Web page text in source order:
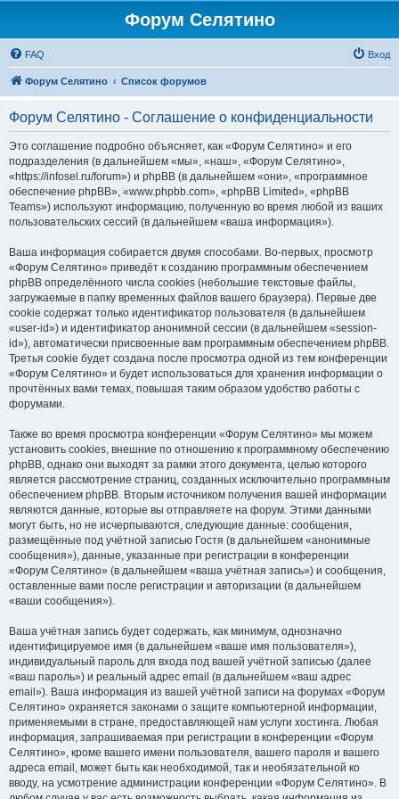
Форум Селятино
FAQ Вход
Форум Селятино Список форумов
Форум Селятино - Соглашение о конфиденциальности
Это соглашение подробно объясняет, как «Форум Селятино» и его
подразделения (в дальнейшем «мы», «наш», «Форум Селятино»,
«https://infosel.ru/forum») и phpBB (в дальнейшем «они», «программное
обеспечение phpBB», «www.phpbb.com», «phpBB Limited», «phpBB
Teams») используют информацию, полученную во время любой из ваших
пользовательских сессий (в дальнейшем «ваша информация»).
Ваша информация собирается двумя способами. Во-первых, просмотр
«Форум Селятино» приведёт к созданию программным обеспечением
phpBB определённого числа cookies (небольшие текстовые файлы,
загружаемые в папку временных файлов вашего браузера). Первые две
cookie содержат только идентификатор пользователя (в дальнейшем
«user-id») и идентификатор анонимной сессии (в дальнейшем «session-
id»), автоматически присвоенные вам программным обеспечением phpBB.
Третья cookie будет создана после просмотра одной из тем конференции
«Форум Селятино» и будет использоваться для хранения информации о
прочтённых вами темах, повышая таким образом удобство работы с
форумами.
Также во время просмотра конференции «Форум Селятино» мы можем
установить cookies, внешние по отношению к программному обеспечению
phpBB, однако они выходят за рамки этого документа, целью которого
является рассмотрение страниц, созданных исключительно программным
обеспечением phpBB. Вторым источником получения вашей информации
являются данные, которые вы отправляете на форум. Этими данными
могут быть, но не исчерпываются, следующие данные: сообщения,
размещённые под учётной записью Гостя (в дальнейшем «анонимные
сообщения»), данные, указанные при регистрации в конференции
«Форум Селятино» (в дальнейшем «ваша учётная запись») и сообщения,
оставленные вами после регистрации и авторизации (в дальнейшем
«ваши сообщения»).
Ваша учётная запись будет содержать, как минимум, однозначно
идентифицируемое имя (в дальнейшем «ваше имя пользователя»),
индивидуальный пароль для входа под вашей учётной записью (далее
«ваш пароль») и реальный адрес email (в дальнейшем «ваш адрес
email»). Ваша информация из вашей учётной записи на форумах «Форум
Селятино» охраняется законами о защите компьютерной информации,
применяемыми в стране, предоставляющей нам услуги хостинга. Любая
информация, запрашиваемая при регистрации в конференции «Форум
Селятино», кроме вашего имени пользователя, вашего пароля и вашего
адреса email, может быть как необходимой, так и необязательной ко
вводу, на усмотрение администрации конференции «Форум Селятино». В